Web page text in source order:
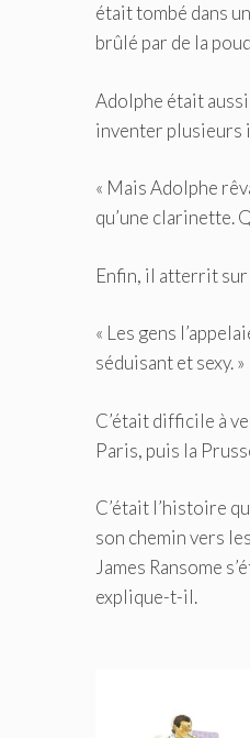
était tombé dans
brûlé par de la
Adolphe était
inventer plusieurs
« Mais Adolphe
qu’une clarinette.
Enfin, il atterrit sur
« Les gens
séduisant et sexy. »
C’était difficile à
Paris, puis la
C’était l’histoire
son chemin vers
James Ransome
explique-t-il.